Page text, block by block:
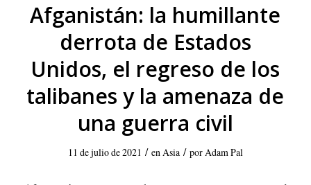
Afganistán: la humillante
derrota de Estados
Unidos, el regreso de los
talibanes y la amenaza de
una guerra civil
11 de julio de 2021 / enAsia / porAdam Pal